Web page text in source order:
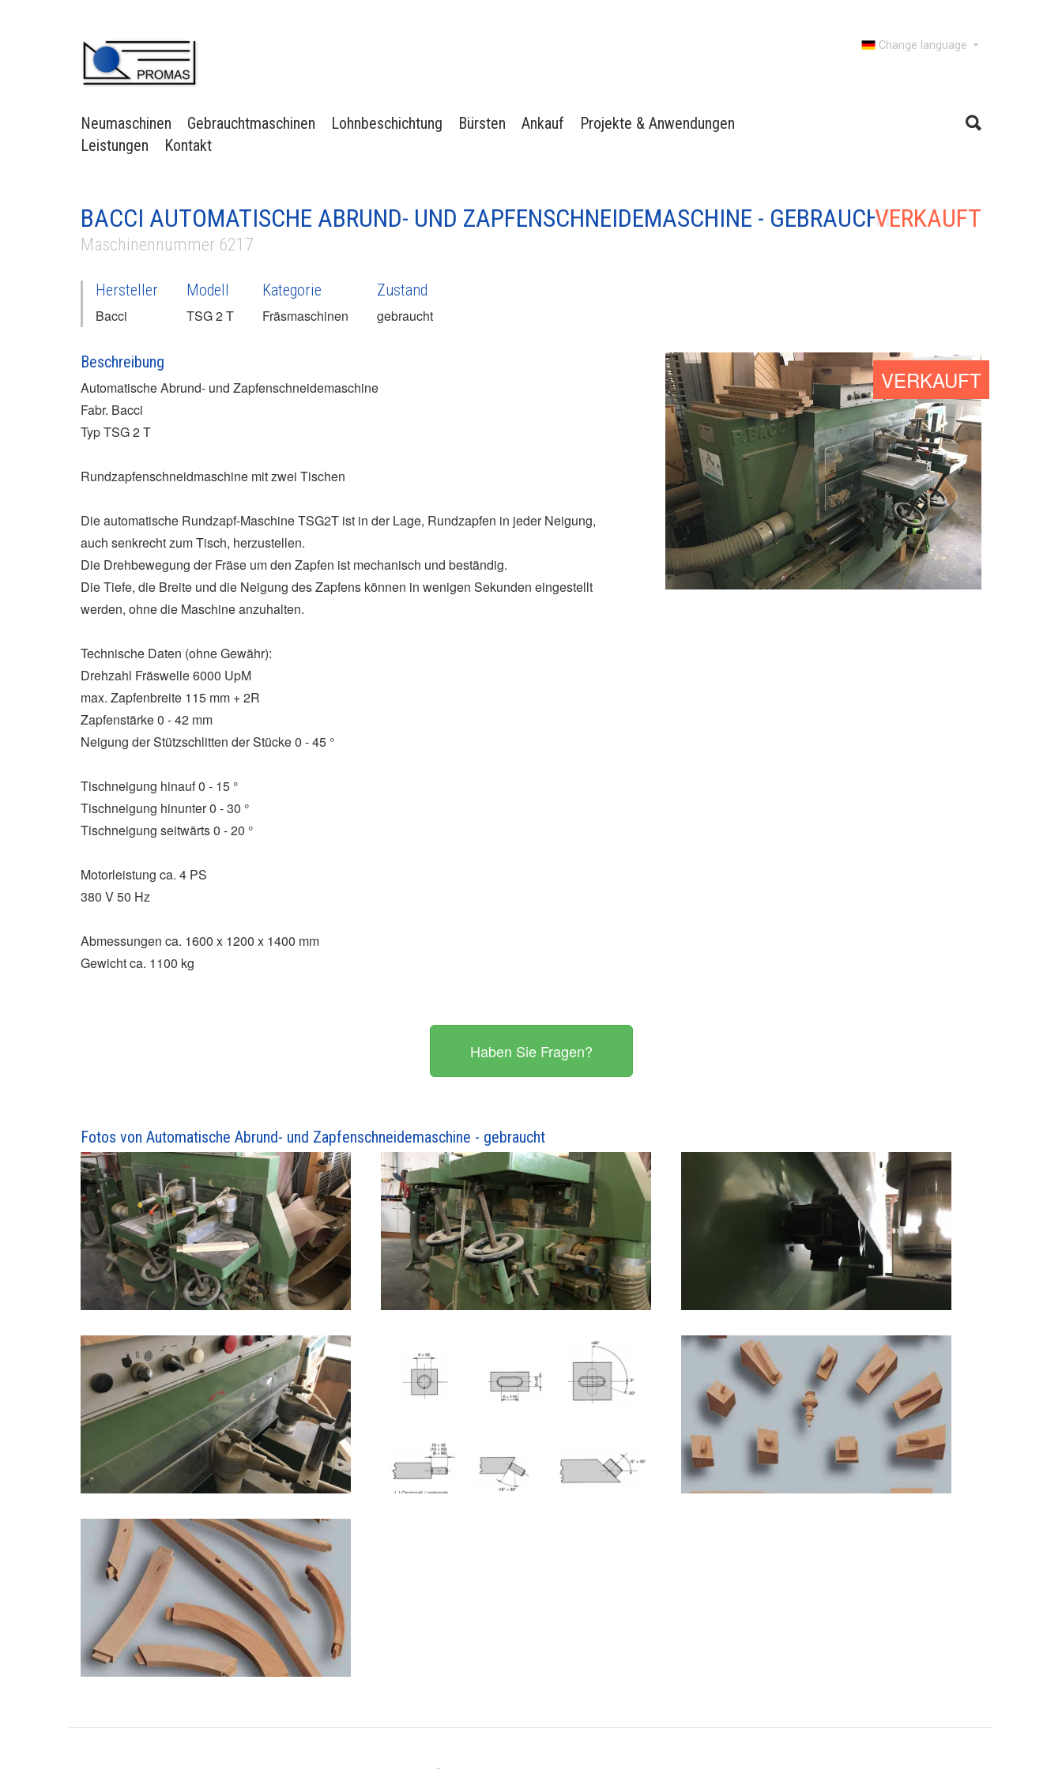
Change language
Neumaschinen Gebrauchtmaschinen Lohnbeschichtung Bürsten Ankauf
Projekte & Anwendungen
Leistungen
Kontakt
BACCI AUTOMATISCHE ABRUND- UND ZAPFENSCHNEIDEMASCHINE - GEBRAUCHTVERKAUFT
Maschinennummer 6217
Hersteller
Bacci
Modell
TSG 2 T
Kategorie
Fräsmaschinen
Zustand
gebraucht
VERKAUFT
Beschreibung
Automatische Abrund- und Zapfenschneidemaschine
Fabr. Bacci
Typ TSG 2 T
Rundzapfenschneidmaschine mit zwei Tischen
Die automatische Rundzapf-Maschine TSG2T ist in der Lage, Rundzapfen in jeder Neigung,
auch senkrecht zum Tisch, herzustellen.
Die Drehbewegung der Fräse um den Zapfen ist mechanisch und beständig.
Die Tiefe, die Breite und die Neigung des Zapfens können in wenigen Sekunden eingestellt
werden, ohne die Maschine anzuhalten.
Technische Daten (ohne Gewähr):
Drehzahl Fräswelle 6000 UpM
max. Zapfenbreite 115 mm + 2R
Zapfenstärke 0 - 42 mm
Neigung der Stützschlitten der Stücke 0 - 45 °
Tischneigung hinauf 0 - 15 °
Tischneigung hinunter 0 - 30 °
Tischneigung seitwärts 0 - 20 °
Motorleistung ca. 4 PS
380 V 50 Hz
Abmessungen ca. 1600 x 1200 x 1400 mm
Gewicht ca. 1100 kg
Haben Sie Fragen?
Fotos von Automatische Abrund- und Zapfenschneidemaschine - gebraucht